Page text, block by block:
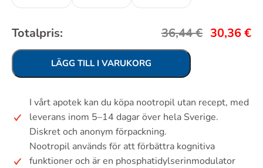
Totalpris: 36,44€ 30,36€
LÄGG TILL I VARUKORG
I vårt apotek kan du köpa nootropil utan recept, med
leverans inom 5–14 dagar över hela Sverige.
Diskret och anonym förpackning.
Nootropil används för att förbättra kognitiva
funktioner och är en phosphatidylserinmodulator